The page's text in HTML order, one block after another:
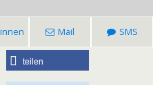
Mail SMS
teilen